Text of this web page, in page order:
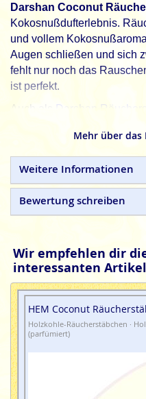
Darshan Coconut
Kokosnußdufterlebnis.
und vollem
Augen schließen und sich
fehlt nur noch das
ist perfekt.
Auch als
Darshan
Darshan lädt Dich in die
hergestellte
petrochemische Zusätze.
Mehr über
Weitere Informationen
Bewertung schreiben
Wir empfehlen dir
interessanten
HEM Coconut
Holzkohle-Räucherstäbchen ·
(parfümiert)